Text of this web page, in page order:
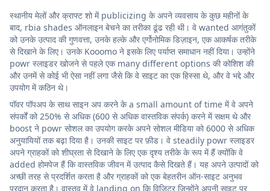
स्थानीय मेलों और क्राफ्ट शो में publicizing के अपने व्यवसाय के कुछ महीनों के
बाद, rbia shades ऑनलाइन बेचने का तरीका ढूंढ रही थी। वे wanted आगंतुकों
को उनके उत्पाद की गुणवत्ता, उनके हल्के और एर्गोनोमिक डिज़ाइन, एक आकर्षक तरीके
से दिखाने के लिए। उनके Kooomo ने इसके लिए पर्याप्त समाधान नहीं दिया। उन्होंने
powr स्लाइडर खोजने से पहले एक many different options की कोशिश की
और उनमें से कोई भी ऐसा नहीं लगा जैसे कि वे साइट का एक हिस्सा थे, और वे भद्दे और
उपयोग में कठिन थे।
पॉवर पॉपअप के साथ साइन अप करने के a small amount of time में वे अपने
संपर्कों को 250% से अधिक (600 से अधिक वास्तविक संपर्क) करने में सक्षम थे और
boost ने powr सोशल का उपयोग करके अपने सोशल मीडिया को 6000 से अधिक
अनुयायियों तक बढ़ा दिया है। उनकी साइट पर फ़ीड। वे steadily powr स्लाइडर
अपने ग्राहकों को शीघ्रता से दिखाने के लिए एक दृश्य तरीके के रूप में हैं क्योंकि वे
added होमपेज हैं कि वास्तविक जीवन में उत्पाद कैसे दिखते हैं। यह अपने उत्पादों को
अच्छी तरह से प्रदर्शित करता है और ग्राहकों को एक बेहतरीन ऑन-साइट अनुभव
प्रदान करता है। वास्तव में वे landing on कि विज़िटर जिन्होंने अपनी साइट पर